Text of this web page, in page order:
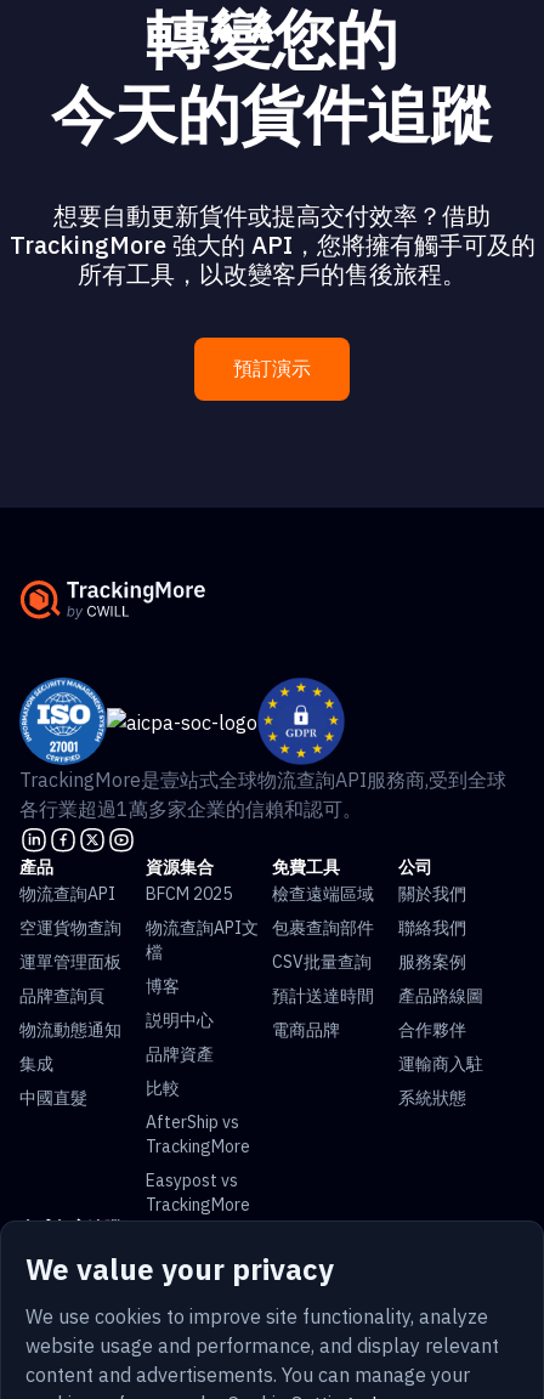
轉變您的
今天的貨件追蹤
想要自動更新貨件或提高交付效率？借助
TrackingMore 強大的 API，您將擁有觸手可及的
所有工具，以改變客戶的售後旅程。
預訂演示
We value your privacy
We use cookies to improve site functionality, analyze
website usage and performance, and display relevant
content and advertisements. You can manage your
TrackingMore是壹站式全球物流查詢API服務商,受到全球
各行業超過1萬多家企業的信賴和認可。
產品
物流查詢API
空運貨物查詢
運單管理面板
品牌查詢頁
物流動態通知
集成
中國直髮
資源集合
BFCM 2025
物流查詢API文
檔
博客
説明中心
品牌資產
比較
AfterShip vs
TrackingMore
Easypost vs
TrackingMore
免費工具
檢查遠端區域
包裹查詢部件
CSV批量查詢
預計送達時間
電商品牌
公司
關於我們
聯絡我們
服務案例
產品路線圖
合作夥伴
運輸商入駐
系統狀態
全球包裹追蹤
USPS追蹤
UPS追蹤 FedEx追蹤
蹤